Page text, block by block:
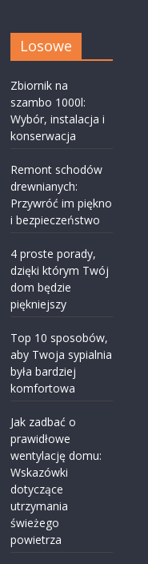
Losowe
Zbiornik na
szambo 1000l:
Wybór, instalacja i
konserwacja
Remont schodów
drewnianych:
Przywróć im piękno
i bezpieczeństwo
4 proste porady,
dzięki którym Twój
dom będzie
piękniejszy
Top 10 sposobów,
aby Twoja sypialnia
była bardziej
komfortowa
Jak zadbać o
prawidłowe
wentylację domu:
Wskazówki
dotyczące
utrzymania
świeżego
powietrza